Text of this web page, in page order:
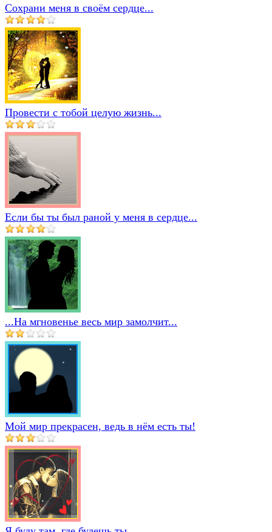
Сохрани меня в своём сердце...
Провести с тобой целую жизнь...
Если бы ты был раной у меня в сердце...
...На мгновенье весь мир замолчит...
Мой мир прекрасен, ведь в нём есть ты!